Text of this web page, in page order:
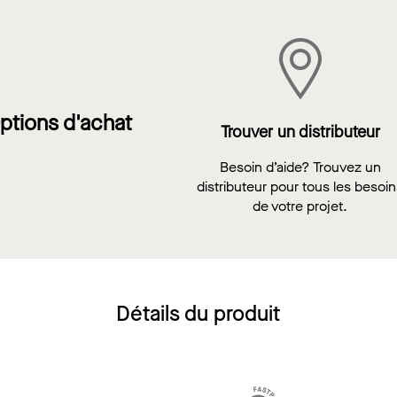
d'achat Trouver un distributeur
Besoin d’aide? Trouvez un
distributeur pour tous les
de votre projet.
Détails du produit